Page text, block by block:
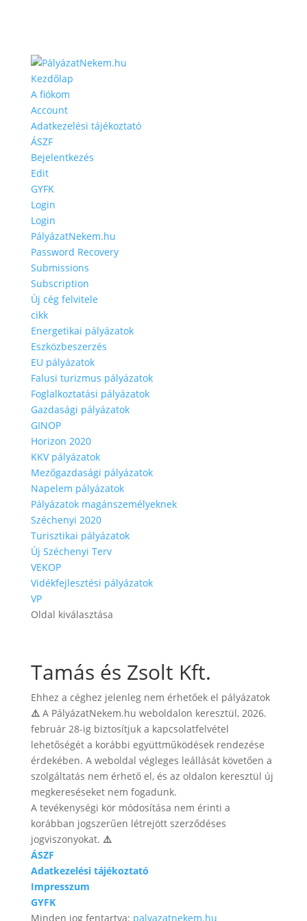
Kezdőlap
A fiókom
Account
Adatkezelési tájékoztató
ÁSZF
Bejelentkezés
Edit
GYFK
Login
Login
PályázatNekem.hu
Password Recovery
Submissions
Subscription
Új cég felvitele
cikk
Energetikai pályázatok
Eszközbeszerzés
EU pályázatok
Falusi turizmus pályázatok
Foglalkoztatási pályázatok
Gazdasági pályázatok
GINOP
Horizon 2020
KKV pályázatok
Mezőgazdasági pályázatok
Napelem pályázatok
Pályázatok magánszemélyeknek
Széchenyi 2020
Turisztikai pályázatok
Új Széchenyi Terv
VEKOP
Vidékfejlesztési pályázatok
VP
Oldal kiválasztása
Tamás és Zsolt Kft.
Ehhez a céghez jelenleg nem érhetőek el pályázatok
⚠️A PályázatNekem.hu weboldalon keresztül, 2026.
február 28-ig biztosítjuk a kapcsolatfelvétel
lehetőségét a korábbi együttműködések rendezése
érdekében. A weboldal végleges leállását követően a
szolgáltatás nem érhető el, és az oldalon keresztül új
megkereséseket nem fogadunk.
A tevékenységi kör módosítása nem érinti a
korábban jogszerűen létrejött szerződéses
jogviszonyokat. ⚠️
ÁSZF
Adatkezelési tájékoztató
Impresszum
GYFK
Minden jog fentartva: palyazatnekem.hu